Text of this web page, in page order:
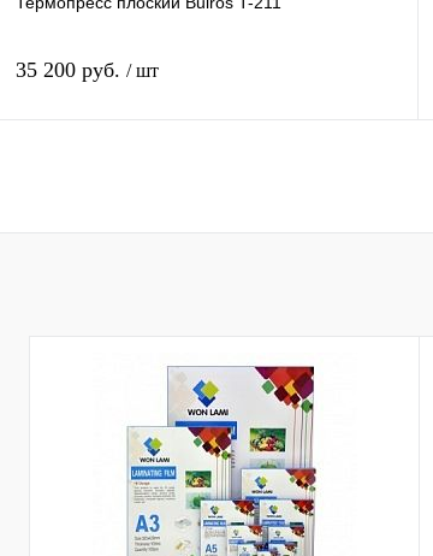
35 200 руб. / шт
Купить в 1 клик Сравнение